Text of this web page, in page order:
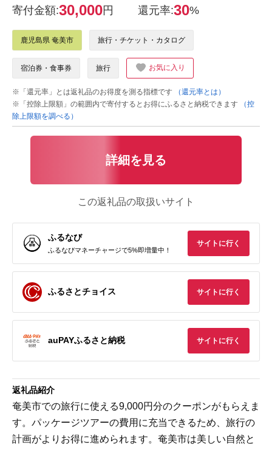
寄付金額:30,000円 還元率:30%
鹿児島県 奄美市 旅行・チケット・カタログ
宿泊券・食事券 旅行 お気に入り
※「還元率」とは返礼品のお得度を測る指標です
（還元率とは）
※「控除上限額」の範囲内で寄付するとお得にふるさと納税できます
（控
除上限額を調べる）
詳細を見る
この返礼品の取扱いサイト
ふるなび
ふるなびマネーチャージで5%即増量中！
サイトに行く
ふるさとチョイス サイトに行く
auPAYふるさと納税 サイトに行く
返礼品紹介
奄美市での旅行に使える9,000円分のクーポンがもらえま
す。パッケージツアーの費用に充当できるため、旅行の
計画がよりお得に進められます。奄美市は美しい自然と